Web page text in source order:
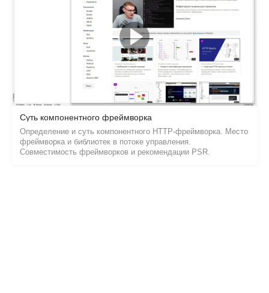
Суть компонентного фреймворка
Определение и суть компонентного HTTP-фреймворка. Место
фреймворка и библиотек в потоке управления.
Совместимость фреймворков и рекомендации PSR.